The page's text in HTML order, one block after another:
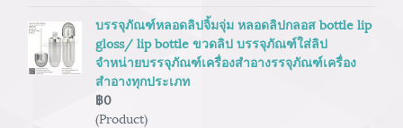
บรรจุภัณฑ์หลอดลิปจิ้มจุ่ม หลอดลิปกลอส bottle lip
gloss/ lip bottle ขวดลิป บรรจุภัณฑ์ใส่ลิป
จำหน่ายบรรจุภัณฑ์เครื่องสำอางรรจุภัณฑ์เครื่อง
สำอางทุกประเภท
฿0
(Product)